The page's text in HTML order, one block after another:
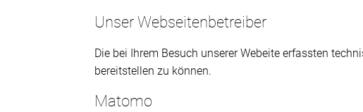
Unser Webseitenbetreiber
Die bei Ihrem Besuch unserer Webeite erfassten
bereitstellen zu können.
Matomo